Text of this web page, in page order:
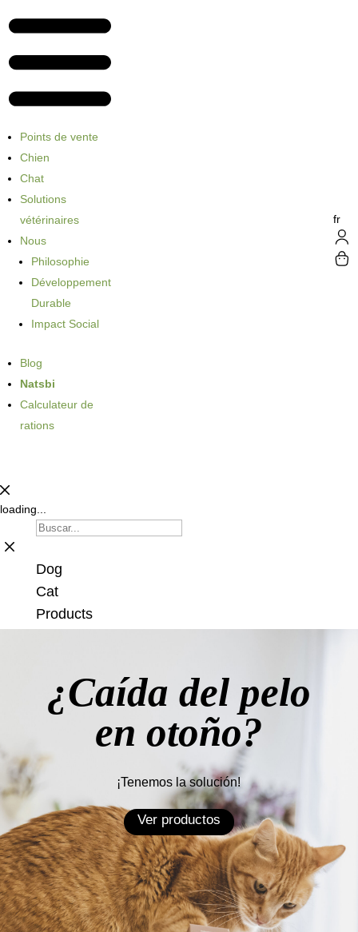
Points de vente
Chien
Chat
Solutions
vétérinaires
Nous
Philosophie
Développement
Durable
Impact Social
Blog
Natsbi
Calculateur de
rations
fr
loading...
Dog
Cat
Products
¿Caída del pelo
en otoño?
¡Tenemos la solución!
Ver productos